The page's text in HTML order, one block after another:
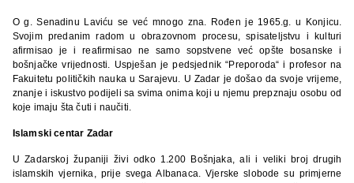
O g. Senadinu Laviću se već mnogo zna. Rođen je 1965.g. u Konjicu.
Svojim predanim radom u obrazovnom procesu, spisateljstvu i kulturi
afirmisao je i reafirmisao ne samo sopstvene već opšte bosanske i
bošnjačke vrijednosti. Uspješan je pedsjednik “Preporoda“ i profesor na
Fakuitetu političkih nauka u Sarajevu. U Zadar je došao da svoje vrijeme,
znanje i iskustvo podijeli sa svima onima koji u njemu prepznaju osobu od
koje imaju šta čuti i naučiti.
Islamski centar Zadar
U Zadarskoj županiji živi odko 1.200 Bošnjaka, ali i veliki broj drugih
islamskih vjernika, prije svega Albanaca. Vjerske slobode su primjerne